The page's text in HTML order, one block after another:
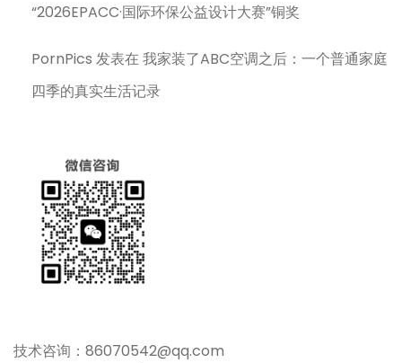
“2026EPACC·国际环保公益设计大赛”铜奖
PornPics 发表在我家装了ABC空调之后：一个普通家庭
四季的真实生活记录
技术咨询：86070542@qq.com